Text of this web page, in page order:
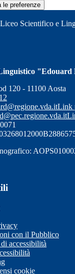
le preferenze
Liceo Scientifico e
120 - 11100 Aosta
Link
con il Pubblico
accessibilità
cookie